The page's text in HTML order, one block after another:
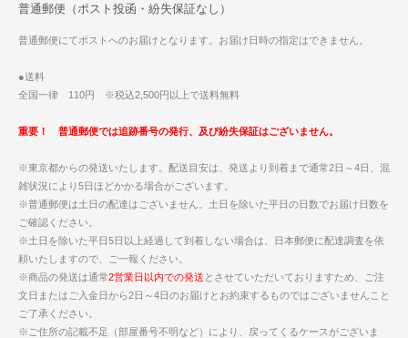
普通郵便（ポスト投函・紛失保証なし）
普通郵便にてポストへのお届けとなります。お届け日時の指定はできません。
●送料
全国一律 110円 ※税込2,500円以上で送料無料
重要！ 普通郵便では追跡番号の発行、及び紛失保証はございません。
※東京都からの発送いたします。配送目安は、発送より到着まで通常2日～4日、混
雑状況により5日ほどかかる場合がございます。
※普通郵便は土日の配達はございません。土日を除いた平日の日数でお届け日数を
ご確認ください。
※土日を除いた平日5日以上経過して到着しない場合は、日本郵便に配達調査を依
頼いたしますので、ご一報ください。
※商品の発送は通常2営業日以内での発送 とさせていただいておりますため、ご注
文日またはご入金日から2日～4日のお届けとお約束するものではございませんこと
ご了承ください。
※ご住所の記載不足（部屋番号不明など）により、戻ってくるケースがございま